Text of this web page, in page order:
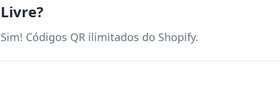
Livre?
Sim! Códigos QR ilimitados do Shopify.